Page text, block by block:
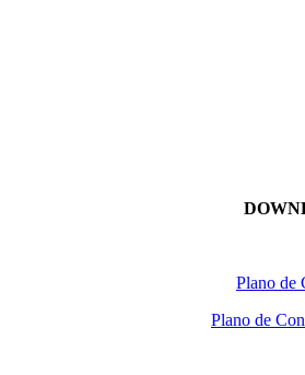
Plano de
Plano de